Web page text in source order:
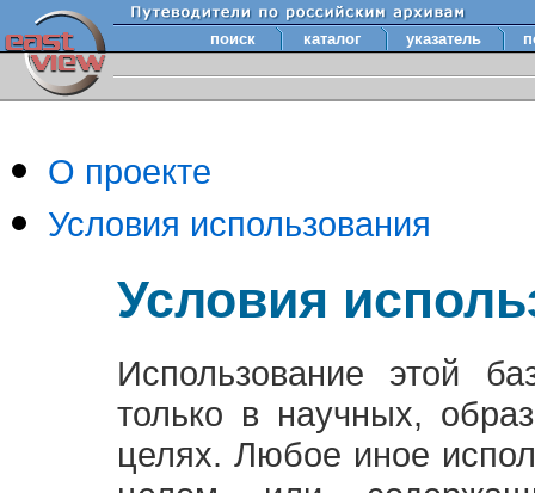
поиск каталог указатель
О проекте
Условия использования
Условия
Использование этой
только в научных,
целях. Любое иное